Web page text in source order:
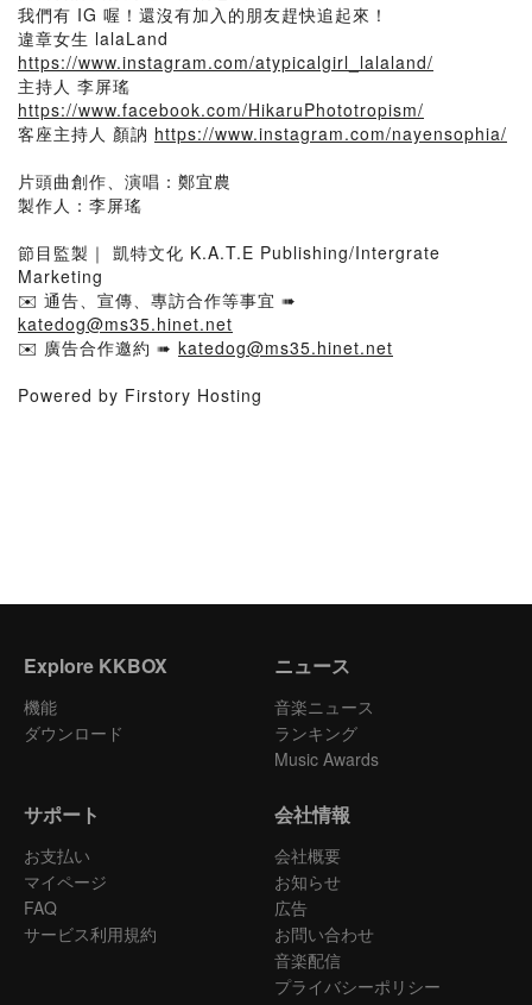
我們有 IG 喔！還沒有加入的朋友趕快追起來！
違章女生 lalaLand
https://www.instagram.com/atypicalgirl_lalaland/
主持人 李屏瑤
https://www.facebook.com/HikaruPhototropism/
客座主持人 顏訥 https://www.instagram.com/nayensophia/
片頭曲創作、演唱：鄭宜農
製作人：李屏瑤
節目監製｜ 凱特文化 K.A.T.E Publishing/Intergrate
Marketing
✉️ 通告、宣傳、專訪合作等事宜 ➠
katedog@ms35.hinet.net
✉️ 廣告合作邀約 ➠ katedog@ms35.hinet.net
Powered by Firstory Hosting
Explore KKBOX
機能
ダウンロード
ニュース
音楽ニュース
ランキング
Music Awards
サポート
お支払い
マイページ
FAQ
サービス利用規約
会社情報
会社概要
お知らせ
広告
お問い合わせ
音楽配信
プライバシーポリシー